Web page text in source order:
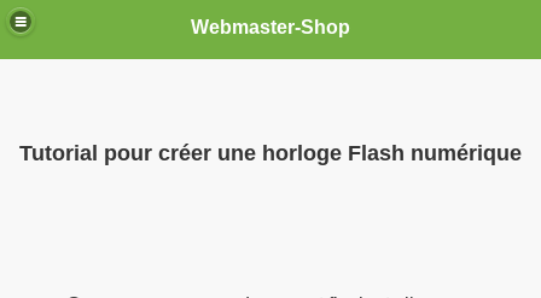
Webmaster-Shop
Tutorial pour créer une horloge Flash numérique